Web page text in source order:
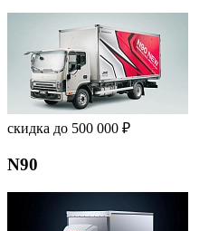
скидка до 500 000 ₽
N90